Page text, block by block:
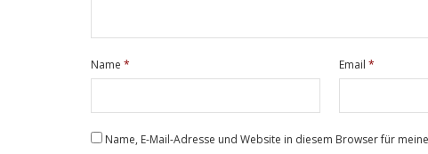
Name * Email *
Name, E-Mail-Adresse und Website in diesem Browser für